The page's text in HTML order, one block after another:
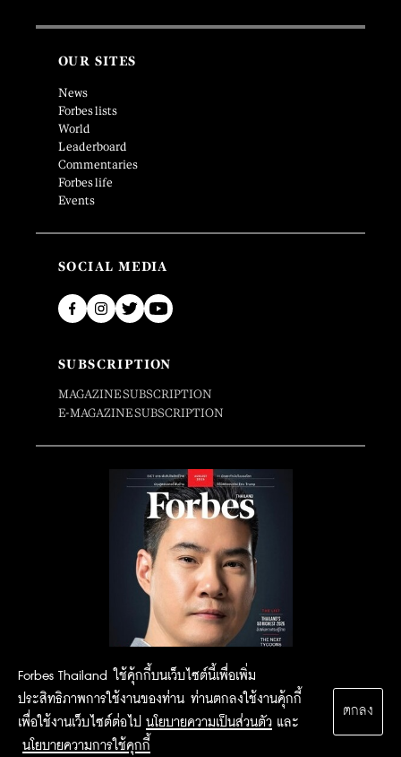
Forbes Thailand ใช้คุ้กกี้บนเว็บไซต์นี้เพื่อเพิ่ม
ประสิทธิภาพการใช้งานของท่าน ท่านตกลงใช้งานคุ้กกี้
เพื่อใช้งานเว็บไซต์ต่อไป นโยบายความเป็นส่วนตัว และ
นโยบายความการใช้คุกกี้
ตกลง
OUR SITES
News
Forbes lists
World
Leaderboard
Commentaries
Forbes life
Events
SOCIAL MEDIA
SUBSCRIPTION
MAGAZINE SUBSCRIPTION
E-MAGAZINE SUBSCRIPTION